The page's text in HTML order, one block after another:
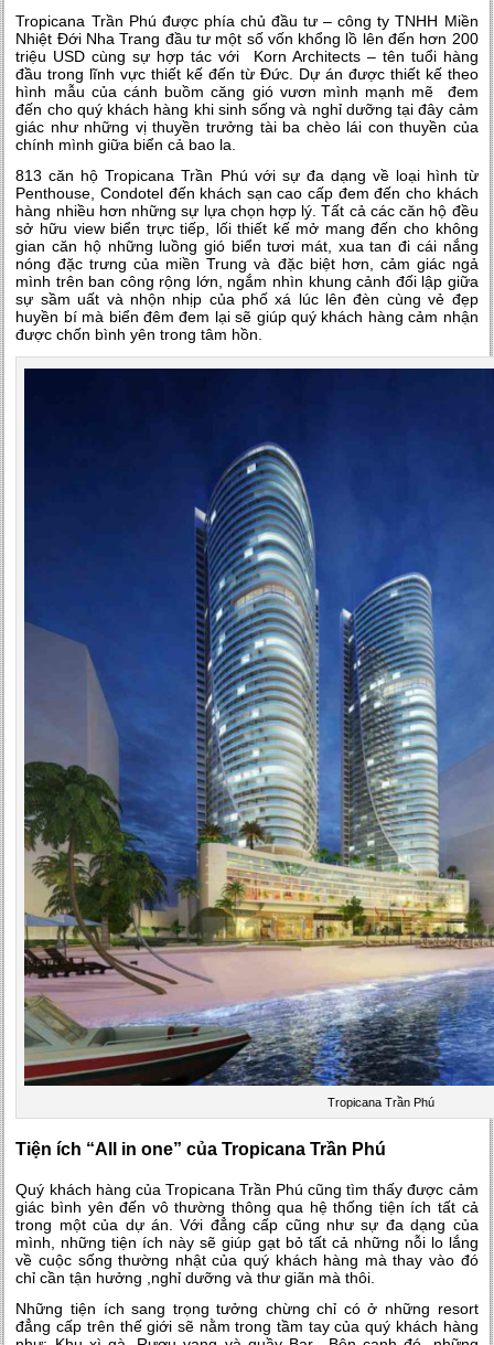
Tropicana Trần Phú được phía chủ đầu tư – công ty TNHH Miền
Nhiệt Đới Nha Trang đầu tư một số vốn khổng lồ lên đến hơn 200
triệu USD cùng sự hợp tác với Korn Architects – tên tuổi hàng
đầu trong lĩnh vực thiết kế đến từ Đức. Dự án được thiết kế theo
hình mẫu của cánh buồm căng gió vươn mình mạnh mẽ đem
đến cho quý khách hàng khi sinh sống và nghỉ dưỡng tại đây cảm
giác như những vị thuyền trưởng tài ba chèo lái con thuyền của
chính mình giữa biển cả bao la.
813căn hộ Tropicana Trần Phú với sự đa dạng về loại hình từ
Penthouse, Condotel đến khách sạn cao cấp đem đến cho khách
hàng nhiều hơn những sự lựa chọn hợp lý. Tất cả các căn hộ đều
sở hữu view biển trực tiếp, lối thiết kế mở mang đến cho không
gian căn hộ những luồng gió biển tươi mát, xua tan đi cái nắng
nóng đặc trưng của miền Trung và đặc biệt hơn, cảm giác ngả
mình trên ban công rộng lớn, ngắm nhìn khung cảnh đối lập giữa
sự sầm uất và nhộn nhịp của phố xá lúc lên đèn cùng vẻ đẹp
huyền bí mà biển đêm đem lại sẽ giúp quý khách hàng cảm nhận
được chốn bình yên trong tâm hồn.
Tropicana Trần Phú
Tiện ích “All in one” của Tropicana Trần Phú
Quý khách hàng của Tropicana Trần Phúcũng tìm thấy được cảm
giác bình yên đến vô thường thông qua hệ thống tiện ích tất cả
trong một của dự án. Với đẳng cấp cũng như sự đa dạng của
mình, những tiện ích này sẽ giúp gạt bỏ tất cả những nỗi lo lắng
về cuộc sống thường nhật của quý khách hàng mà thay vào đó
chỉ cần tận hưởng ,nghỉ dưỡng và thư giãn mà thôi.
Những tiện ích sang trọng tưởng chừng chỉ có ở những resort
đẳng cấp trên thế giới sẽ nằm trong tầm tay của quý khách hàng